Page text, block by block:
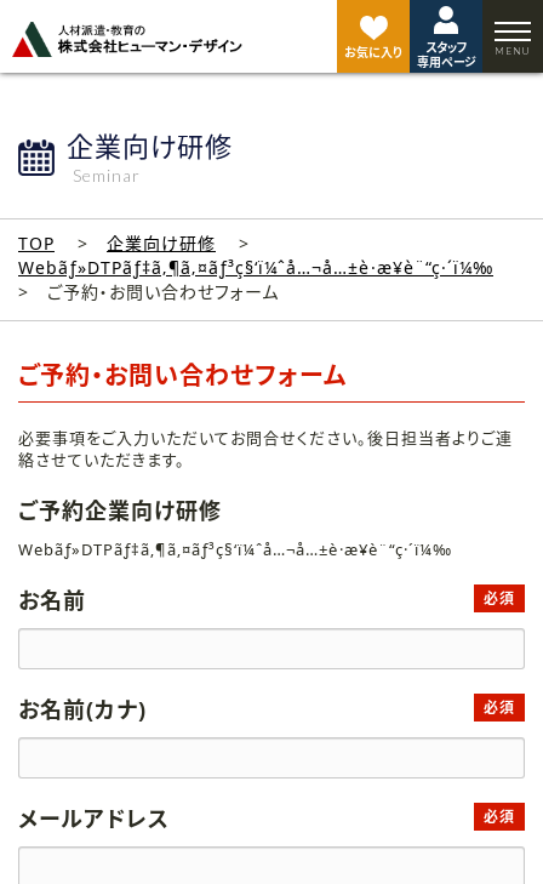
お気に入り
スタッフ
専用ページ
企業向け研修
Seminar
TOP
企業向け研修
Webãƒ»DTPãƒ‡ã‚¶ã‚¤ãƒ³ç§‘ï¼ˆå…¬å…±è·æ¥­è¨“ç·´ï¼‰
ご予約・お問い合わせフォーム
ご予約・お問い合わせフォーム
必要事項をご入力いただいてお問合せください。後日担当者よりご連
絡させていただきます。
ご予約企業向け研修
Webãƒ»DTPãƒ‡ã‚¶ã‚¤ãƒ³ç§‘ï¼ˆå…¬å…±è·æ¥­è¨“ç·´ï¼‰
お名前 必須
お名前(カナ) 必須
メールアドレス 必須
ジ
ト